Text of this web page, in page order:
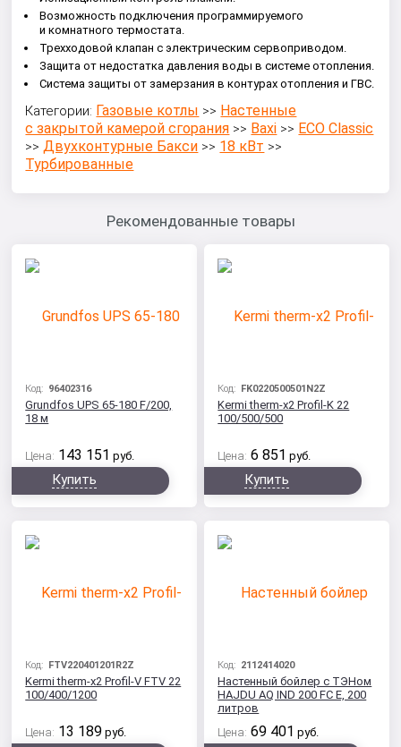
Возможность подключения программируемого
и комнатного термостата.
Трехходовой клапан с электрическим сервоприводом.
Защита от недостатка давления воды в системе отопления.
Система защиты от замерзания в контурах отопления и ГВС.
Категории: Газовые котлы >> Настенные
с закрытой камерой сгорания >> Baxi >> ECO Classic
>>Двухконтурные Бакси >> 18 кВт >>
Турбированные
Рекомендованные товары
Код: 96402316
Grundfos UPS 65-180 F/200,
18 м
Цена: 143 151 руб.
Купить
Код: FK0220500501N2Z
Kermi therm-x2 Profil-K 22
100/500/500
Цена: 6 851 руб.
Купить
Код: FTV220401201R2Z
Kermi therm-x2 Profil-V FTV 22
100/400/1200
Цена: 13 189 руб.
Код: 2112414020
Настенный бойлер с ТЭНом
HAJDU AQ IND 200 FC E, 200
литров
Цена: 69 401 руб.